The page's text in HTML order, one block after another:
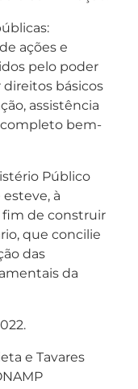
ações e
pelo poder
básicos
assistência
completo bem-
Público
à
fim de construir
que concilie
das
da
e Tavares